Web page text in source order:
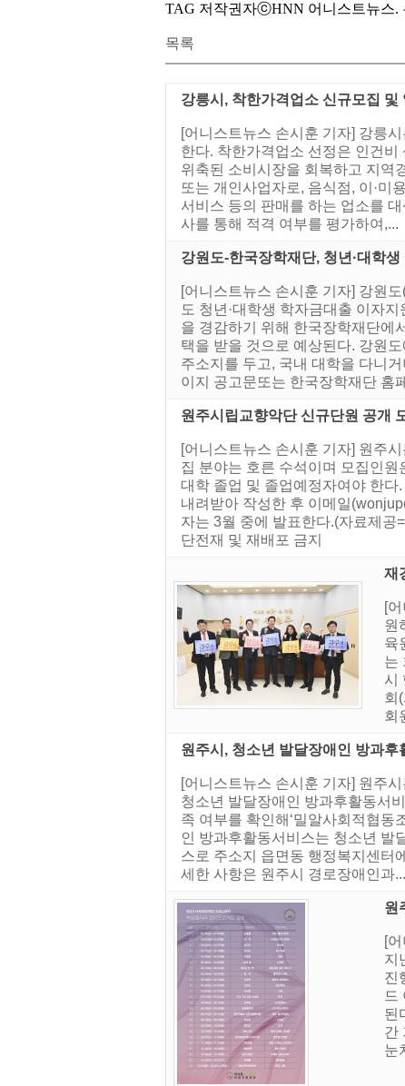
TAG 저작권자ⓒHNN 어니스트뉴스.
목록
강릉시, 착한가격업소 신규모집 및
[어니스트뉴스 손시훈 기자] 강릉
한다. 착한가격업소 선정은 인건
위축된 소비시장을 회복하고 지역
또는 개인사업자로, 음식점, 이·미
서비스 등의 판매를 하는 업소를
사를 통해 적격 여부를 평가하여,...
강원도-한국장학재단, 청년·대학
[어니스트뉴스 손시훈 기자] 강원
도 청년·대학생 학자금대출 이자
을 경감하기 위해 한국장학재단에
택을 받을 것으로 예상된다. 강원
주소지를 두고, 국내 대학을 다니
이지 공고문또는 한국장학재단 홈
원주시립교향악단 신규단원 공개
[어니스트뉴스 손시훈 기자] 원주
집 분야는 호른 수석이며 모집인
대학 졸업 및 졸업예정자여야 한
내려받아 작성한 후 이메일
자는 3월 중에 발표한다.(자료제
단전재 및 재배포 금지
재
[
원
육
는
시
회
회
원주시, 청소년 발달장애인 방과후
[어니스트뉴스 손시훈 기자] 원주
청소년 발달장애인 방과후활동서
족 여부를 확인해‘밀알사회적협동
인 방과후활동서비스는 청소년 발
스로 주소지 읍면동 행정복지센터
세한 사항은 원주시 경로장애인과...
원
[
지
진
드
된
간
눈